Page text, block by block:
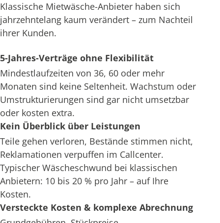
Klassische Mietwäsche-Anbieter haben sich
jahrzehntelang kaum verändert – zum Nachteil
ihrer Kunden.
5-Jahres-Verträge ohne Flexibilität
Mindestlaufzeiten von 36, 60 oder mehr
Monaten sind keine Seltenheit. Wachstum oder
Umstrukturierungen sind gar nicht umsetzbar
oder kosten extra.
Kein Überblick über Leistungen
Teile gehen verloren, Bestände stimmen nicht,
Reklamationen verpuffen im Callcenter.
Typischer Wäscheschwund bei klassischen
Anbietern: 10 bis 20 % pro Jahr – auf Ihre
Kosten.
Versteckte Kosten & komplexe Abrechnung